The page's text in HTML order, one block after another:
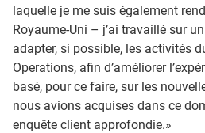
laquelle je me suis également
Royaume-Uni – j’ai travaillé sur
adapter, si possible, les activités
Operations, afin d’améliorer
basé, pour ce faire, sur les
nous avions acquises dans ce
enquête client approfondie.»